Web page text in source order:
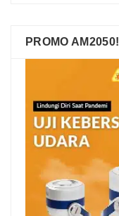
PROMO AM2050!